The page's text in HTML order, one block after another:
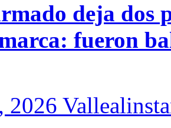
deja dos
fueron
2026